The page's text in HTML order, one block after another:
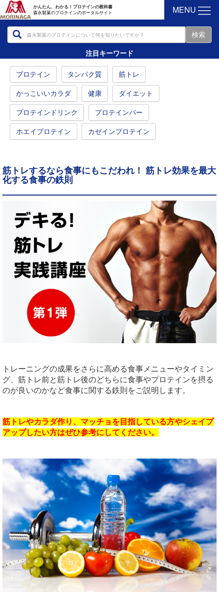
かんたん、わかる！プロテインの教科書
森永製菓のプロテインのポータルサイト
MENU
注目キーワード
プロテイン タンパク質 筋トレ
かっこいいカラダ 健康 ダイエット
プロテインドリンク プロテインバー
ホエイプロテイン カゼインプロテイン
筋トレするなら食事にもこだわれ！ 筋トレ効果を最大
化する食事の鉄則
トレーニングの成果をさらに高める食事メニューやタイミン
グ、筋トレ前と筋トレ後のどちらに食事やプロテインを摂る
のが良いのかなど食事に関する鉄則をご説明します。
筋トレやカラダ作り、マッチョを目指している方やシェイプ
アップしたい方はぜひ参考にしてください。